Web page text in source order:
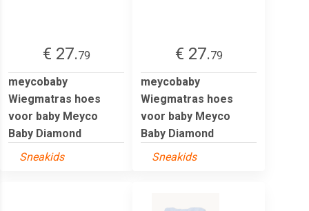
€ 27.79
meycobaby
Wiegmatras hoes
voor baby Meyco
Baby Diamond
Sneakids
€ 27.79
meycobaby
Wiegmatras hoes
voor baby Meyco
Baby Diamond
Sneakids